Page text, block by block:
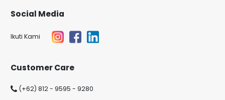
Social Media
Ikuti Kami
Customer Care
(+62) 812 - 9595 - 9280